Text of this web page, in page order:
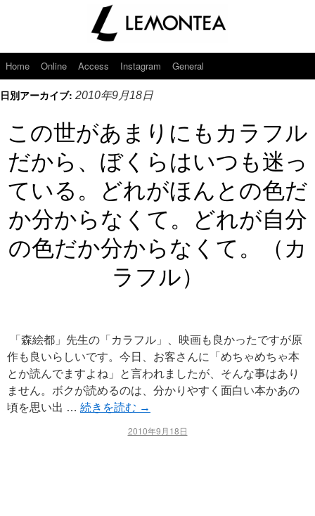
Home Online Access Instagram General
日別アーカイブ: 2010年9月18日
この世があまりにもカラフル
だから、ぼくらはいつも迷っ
ている。どれがほんとの色だ
か分からなくて。どれが自分
の色だか分からなくて。（カ
ラフル）
「森絵都」先生の「カラフル」、映画も良かったですが原
作も良いらしいです。今日、お客さんに「めちゃめちゃ本
とか読んでますよね」と言われましたが、そんな事はあり
ません。ボクが読めるのは、分かりやすく面白い本かあの
頃を思い出 … 続きを読む →
2010年9月18日